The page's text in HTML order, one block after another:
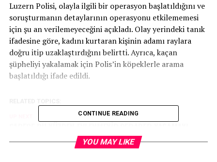
Luzern Polisi, olayla ilgili bir operasyon başlatıldığını ve
soruşturmanın detaylarının operasyonu etkilememesi
için şu an verilemeyeceğini açıkladı. Olay yerindeki tanık
ifadesine göre, kadını kurtaran kişinin adamı raylara
doğru itip uzaklaştırdığını belirtti. Ayrıca, kaçan
şüpheliyi yakalamak için Polis’in köpeklerle arama
başlatıldığı ifade edildi.
TERCİH EDİYORLAR: „EVLİLİK CEZASI“ AARGAU’DA
CONTINUE READING
YOU MAY LIKE